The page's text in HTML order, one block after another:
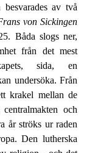
av två
von Sickingen
Båda slogs ner,
från det mest
sida, en
undersöka. Från
krakel mellan de
och
år ströks ur raden
Den lutherska